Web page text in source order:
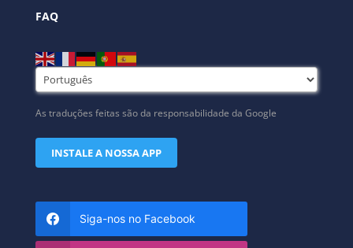
FAQ
As traduções feitas são da responsabilidade da Google
INSTALE A NOSSA APP
Siga-nos no Facebook